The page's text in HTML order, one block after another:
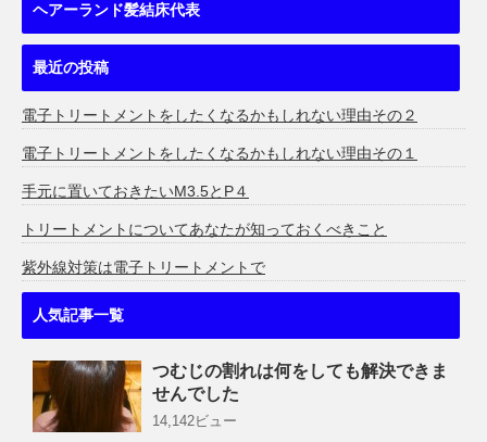
ヘアーランド髪結床代表
最近の投稿
電子トリートメントをしたくなるかもしれない理由その２
電子トリートメントをしたくなるかもしれない理由その１
手元に置いておきたいM3.5とP４
トリートメントについてあなたが知っておくべきこと
紫外線対策は電子トリートメントで
人気記事一覧
つむじの割れは何をしても解決できま
せんでした
14,142ビュー